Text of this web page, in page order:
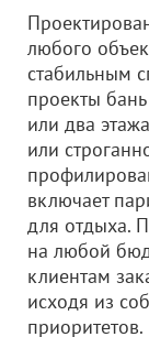
любого
стабильным
проекты
или два
или
включает
для отдыха.
на любой
клиентам
исходя из
приоритетов.